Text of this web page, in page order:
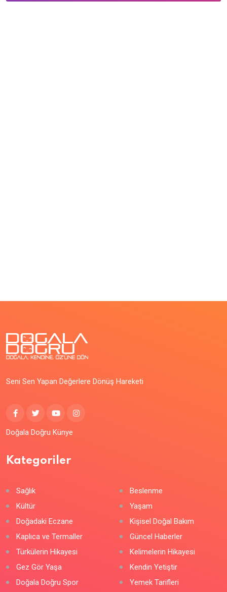
Seni Sen Yapan Değerlere Dönüş Hareketi
Doğala Doğru Künye
Kategoriler
Sağlık
Beslenme
Kültür
Yaşam
Doğadaki Eczane
Kişisel Doğal Bakım
Kaplıca ve Termaller
Güncel Haberler
Türkülerin Hikayesi
Kelimelerin Hikayesi
Gez Gör Yaşa
Kendin Yetiştir
Doğala Doğru Spor
Yemek Tarifleri